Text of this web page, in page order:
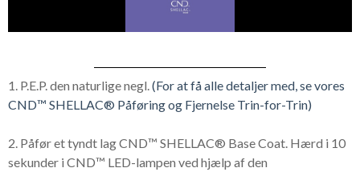
1. P.E.P. den naturlige negl. (For at få alle detaljer med, se vores
CND™ SHELLAC® Påføring og Fjernelse Trin-for-Trin)
2. Påfør et tyndt lag CND™ SHELLAC® Base Coat. Hærd i 10
sekunder i CND™ LED-lampen ved hjælp af den